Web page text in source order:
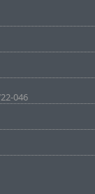
046